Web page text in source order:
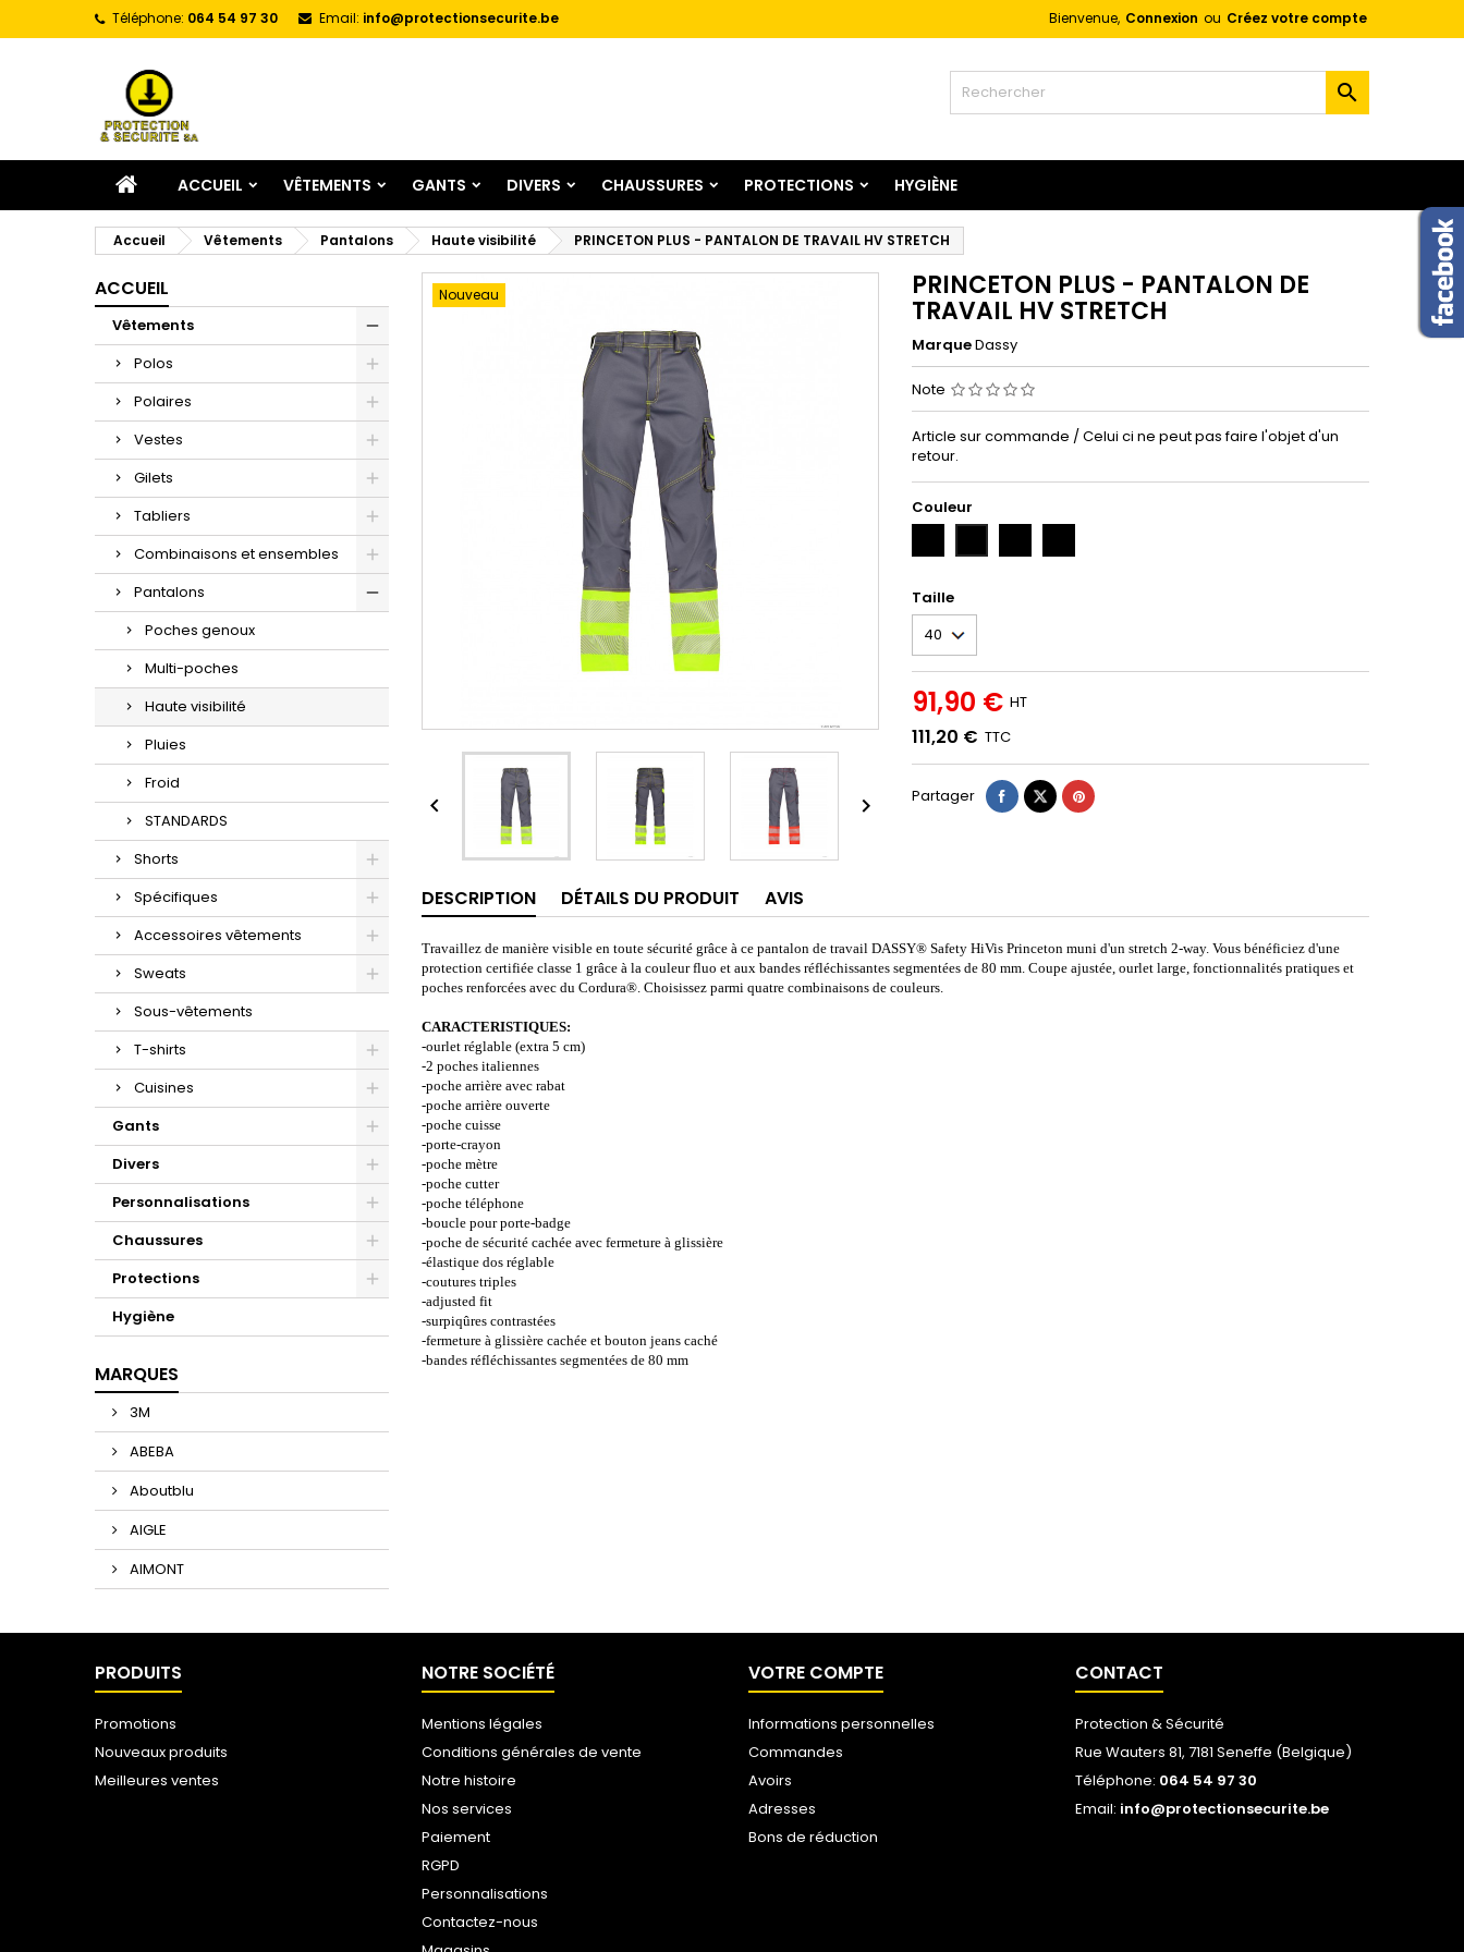
Téléphone: 064 54 97 30 Email: info@protectionsecurite.be Bienvenue, Connexion ou Créez votre compte

ACCUEIL VÊTEMENTS GANTS DIVERS CHAUSSURES PROTECTIONS HYGIÈNE
Accueil Vêtements Pantalons Haute visibilité PRINCETON PLUS - PANTALON DE TRAVAIL HV STRETCH
ACCUEIL
Vêtements
Polos
Polaires
Vestes
Gilets
Tabliers
Combinaisons et ensembles
Pantalons
Poches genoux
Multi-poches
Haute visibilité
Pluies
Froid
STANDARDS
Shorts
Spécifiques
Accessoires vêtements
Sweats
Sous-vêtements
T-shirts
Cuisines
Gants
Divers
Personnalisations
Chaussures
Protections
Hygiène
MARQUES
3M
ABEBA
Aboutblu
AIGLE
AIMONT
Nouveau
 
PRINCETON PLUS - PANTALON DE
TRAVAIL HV STRETCH
MarqueDassy
Note
Article sur commande / Celui ci ne peut pas faire l'objet d'un
retour.
Couleur
MARINE/JAUNE
FLUO (GR/RO)FLUO FLUO
Taille
91,90 € HT
111,20 € TTC
Partager
DESCRIPTION DÉTAILS DU PRODUIT AVIS
Travaillez de manière visible en toute sécurité grâce à ce pantalon de travail DASSY® Safety HiVis Princeton muni d'un stretch 2-way. Vous bénéficiez d'une
protection certifiée classe 1 grâce à la couleur fluo et aux bandes réfléchissantes segmentées de 80 mm. Coupe ajustée, ourlet large, fonctionnalités pratiques et
poches renforcées avec du Cordura®. Choisissez parmi quatre combinaisons de couleurs.
CARACTERISTIQUES:
-ourlet réglable (extra 5 cm)
-2 poches italiennes
-poche arrière avec rabat
-poche arrière ouverte
-poche cuisse
-porte-crayon
-poche mètre
-poche cutter
-poche téléphone
-boucle pour porte-badge
-poche de sécurité cachée avec fermeture à glissière
-élastique dos réglable
-coutures triples
-adjusted fit
-surpiqûres contrastées
-fermeture à glissière cachée et bouton jeans caché
-bandes réfléchissantes segmentées de 80 mm
PRODUITS
Promotions
Nouveaux produits
Meilleures ventes
NOTRE SOCIÉTÉ
Mentions légales
Conditions générales de vente
Notre histoire
Nos services
Paiement
RGPD
Personnalisations
Contactez-nous
VOTRE COMPTE
Informations personnelles
Commandes
Avoirs
Adresses
Bons de réduction
CONTACT
Protection & Sécurité
Rue Wauters 81, 7181 Seneffe (Belgique)
Téléphone: 064 54 97 30
Email: info@protectionsecurite.be
×
×
Annuler Créer une liste d'envies
×
Vous devez être connecté pour ajouter des produits à votre liste
Annuler Connexion